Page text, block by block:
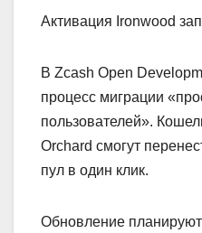
Активация Ironwood
В Zcash Open
процесс миграции
пользователей».
Orchard смогут
пул в один клик.
Обновление